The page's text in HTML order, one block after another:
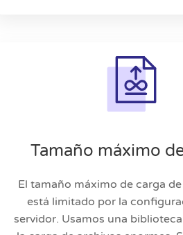
Tamaño máximo
El tamaño máximo de carga
está limitado por la
servidor. Usamos una